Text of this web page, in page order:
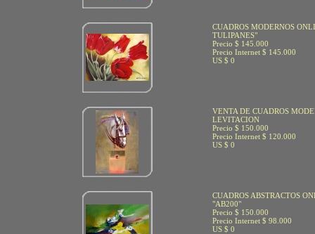
CUADROS MODERNOS
TULIPANES"
Precio $ 145.000
Precio Internet $ 145.000
US $ 0
VENTA DE CUADROS
LEVITACION
Precio $ 150.000
Precio Internet $ 120.000
US $ 0
CUADROS ABSTRACTOS
"AB200"
Precio $ 150.000
Precio Internet $ 98.000
US $ 0